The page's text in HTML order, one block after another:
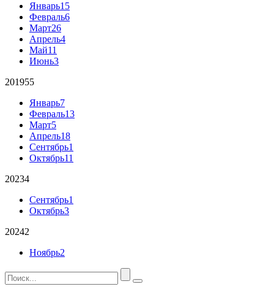
Январь15
Февраль6
Март26
Апрель4
Май11
Июнь3
201955
Январь7
Февраль13
Март5
Апрель18
Сентябрь1
Октябрь11
20234
Сентябрь1
Октябрь3
20242
Ноябрь2